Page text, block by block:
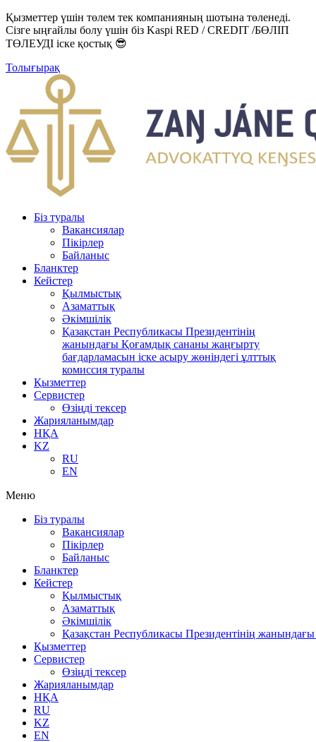
Қызметтер үшін төлем тек компанияның шотына төленеді.
Сізге ыңғайлы болу үшін біз Kaspi RED / CREDIT /БӨЛІП
ТӨЛЕУДІ іске қостық 😎
Толығырақ
Біз туралы
Вакансиялар
Пікірлер
Байланыс
Бланктер
Кейстер
Қылмыстық
Азаматтық
Әкімшілік
Қазақстан Республикасы Президентінің
жанындағы Қоғамдық сананы жаңғырту
бағдарламасын іске асыру жөніндегі ұлттық
комиссия туралы
Қызметтер
Сервистер
Өзіңді тексер
Жарияланымдар
НҚА
KZ
RU
EN
Меню
Біз туралы
Вакансиялар
Пікірлер
Байланыс
Бланктер
Кейстер
Қылмыстық
Азаматтық
Әкімшілік
Қазақстан Республикасы Президентінің
Қызметтер
Сервистер
Өзіңді тексер
Жарияланымдар
НҚА
RU
KZ
EN